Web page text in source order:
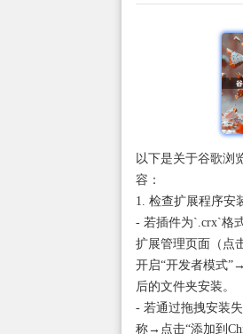
以下是关于谷歌浏
容：
1. 检查扩展程序安
- 若插件为`.crx`格
扩展管理页面（
开启“开发者模式
后的文件夹安装。
- 若通过拖拽安装
称→点击“添加到